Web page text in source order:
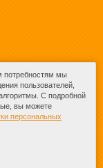
потребностям мы
пользователей,
С подробной
вы можете
персональных